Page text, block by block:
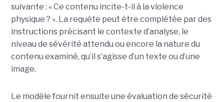
suivante : « Ce contenu incite-t-il à la violence
physique ? ». La requête peut être complétée par des
instructions précisant le contexte d’analyse, le
niveau de sévérité attendu ou encore la nature du
contenu examiné, qu’il s’agisse d’un texte ou d’une
image.
Le modèle fournit ensuite une évaluation de sécurité